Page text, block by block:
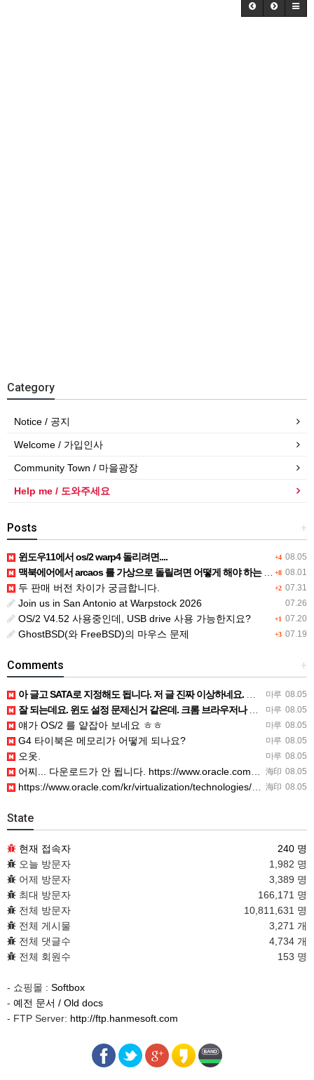
Category
Notice / 공지
Welcome / 가입인사
Community Town / 마을광장
Help me / 도와주세요
+
Posts
+4 08.05
윈도우11에서 os/2 warp4 돌리려면....
+8 08.01
맥북에어에서 arcaos 를 가상으로 돌릴려면 어떻게 해야 하는 지요?
+2 07.31
두 판매 버전 차이가 궁금합니다.
07.26
Join us in San Antonio at Warpstock 2026
+1 07.20
OS/2 V4.52 사용중인데, USB drive 사용 가능한지요?
+3 07.19
GhostBSD(와 FreeBSD)의 마우스 문제
+
Comments
마루 08.05
아 글고 SATA로 지정해도 됩니다. 저 글 진짜 이상하네요. 옛날꺼 퍼와서 그런거 같은데요.
마루 08.05
잘 되는데요. 윈도 설정 문제신거 같은데. 크롬 브라우저나 파폭으로 해 보세요
마루 08.05
얘가 OS/2 를 얕잡아 보네요 ㅎㅎ
마루 08.05
G4 타이북은 메모리가 어떻게 되나요?
마루 08.05
오옷.
海印 08.05
어찌... 다운로드가 안 됩니다. https://www.oracle.com/kr/virtualization/…
海印 08.05
https://www.oracle.com/kr/virtualization/technologies/vm/dow…
State
현재 접속자
240 명
오늘 방문자
1,982 명
어제 방문자
3,389 명
최대 방문자
166,171 명
전체 방문자
10,811,631 명
전체 게시물
3,271 개
전체 댓글수
4,734 개
전체 회원수
153 명
- 쇼핑몰 : Softbox
- 예전 문서 / Old docs
- FTP Server: http://ftp.hanmesoft.com